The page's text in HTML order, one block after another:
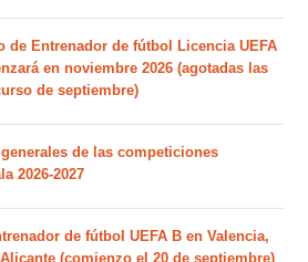
de Entrenador de fútbol Licencia UEFA
en noviembre 2026 (agotadas las
de septiembre)
de las competiciones
2026-2027
de fútbol UEFA B en Valencia,
(comienzo el 20 de septiembre)